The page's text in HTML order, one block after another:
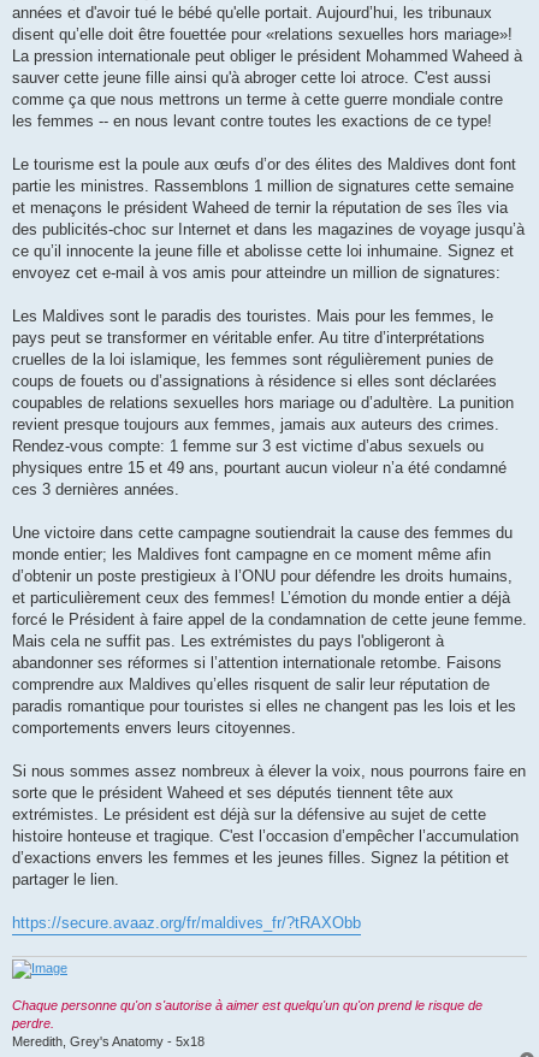
années et d'avoir tué le bébé qu'elle portait. Aujourd’hui, les tribunaux
disent qu’elle doit être fouettée pour «relations sexuelles hors mariage»!
La pression internationale peut obliger le président Mohammed Waheed à
sauver cette jeune fille ainsi qu'à abroger cette loi atroce. C'est aussi
comme ça que nous mettrons un terme à cette guerre mondiale contre
les femmes -- en nous levant contre toutes les exactions de ce type!
Le tourisme est la poule aux œufs d’or des élites des Maldives dont font
partie les ministres. Rassemblons 1 million de signatures cette semaine
et menaçons le président Waheed de ternir la réputation de ses îles via
des publicités-choc sur Internet et dans les magazines de voyage jusqu’à
ce qu’il innocente la jeune fille et abolisse cette loi inhumaine. Signez et
envoyez cet e-mail à vos amis pour atteindre un million de signatures:
Les Maldives sont le paradis des touristes. Mais pour les femmes, le
pays peut se transformer en véritable enfer. Au titre d’interprétations
cruelles de la loi islamique, les femmes sont régulièrement punies de
coups de fouets ou d’assignations à résidence si elles sont déclarées
coupables de relations sexuelles hors mariage ou d’adultère. La punition
revient presque toujours aux femmes, jamais aux auteurs des crimes.
Rendez-vous compte: 1 femme sur 3 est victime d’abus sexuels ou
physiques entre 15 et 49 ans, pourtant aucun violeur n’a été condamné
ces 3 dernières années.
Une victoire dans cette campagne soutiendrait la cause des femmes du
monde entier; les Maldives font campagne en ce moment même afin
d’obtenir un poste prestigieux à l’ONU pour défendre les droits humains,
et particulièrement ceux des femmes! L’émotion du monde entier a déjà
forcé le Président à faire appel de la condamnation de cette jeune femme.
Mais cela ne suffit pas. Les extrémistes du pays l'obligeront à
abandonner ses réformes si l’attention internationale retombe. Faisons
comprendre aux Maldives qu’elles risquent de salir leur réputation de
paradis romantique pour touristes si elles ne changent pas les lois et les
comportements envers leurs citoyennes.
Si nous sommes assez nombreux à élever la voix, nous pourrons faire en
sorte que le président Waheed et ses députés tiennent tête aux
extrémistes. Le président est déjà sur la défensive au sujet de cette
histoire honteuse et tragique. C'est l’occasion d’empêcher l’accumulation
d’exactions envers les femmes et les jeunes filles. Signez la pétition et
partager le lien.
https://secure.avaaz.org/fr/maldives_fr/?tRAXObb
Chaque personne qu'on s'autorise à aimer est quelqu'un qu'on prend le risque de
perdre.
Meredith, Grey's Anatomy - 5x18